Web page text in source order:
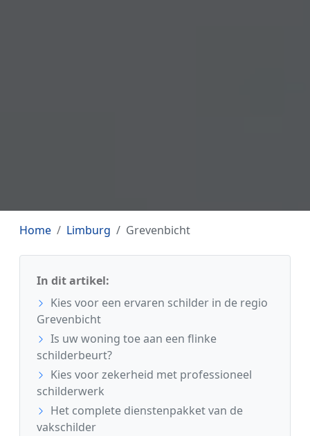
Home Limburg Grevenbicht
In dit artikel:
Kies voor een ervaren schilder in de regio
Grevenbicht
Is uw woning toe aan een flinke
schilderbeurt?
Kies voor zekerheid met professioneel
schilderwerk
Het complete dienstenpakket van de
vakschilder